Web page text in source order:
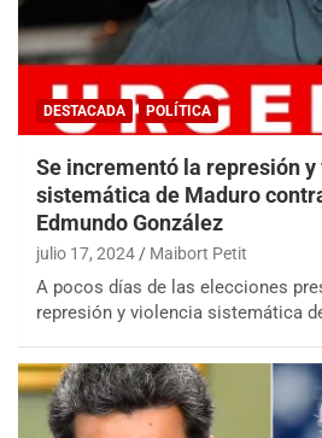
DESTACADA POLÍTICA
Se incrementó la represión
sistemática de Maduro
Edmundo González
julio 17, 2024 Maibort Petit
A pocos días de las elecciones
represión y violencia sistemática